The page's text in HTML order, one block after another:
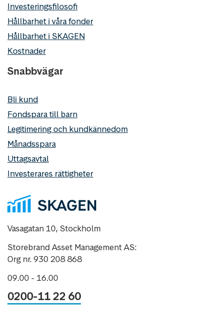
Investeringsfilosofi
Hållbarhet i våra fonder
Hållbarhet i SKAGEN
Kostnader
Snabbvägar
Bli kund
Fondspara till barn
Legitimering och kundkännedom
Månadsspara
Uttagsavtal
Investerares rättigheter
Vasagatan 10, Stockholm
Storebrand Asset Management AS:
Org nr. 930 208 868
09.00 - 16.00
0200-11 22 60